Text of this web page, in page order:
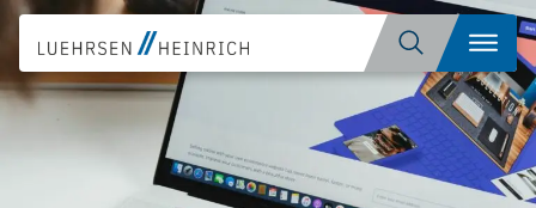
Zum
Inhalt
springen
Suche
öffnen
Menü